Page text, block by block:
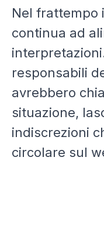
Nel frattempo
continua ad
responsabili
avrebbero
situazione,
indiscrezioni
circolare sul